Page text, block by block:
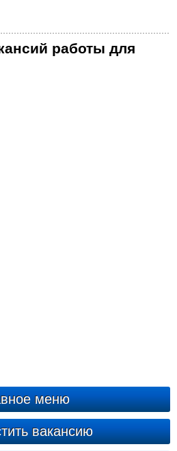
работы для
меню
вакансию